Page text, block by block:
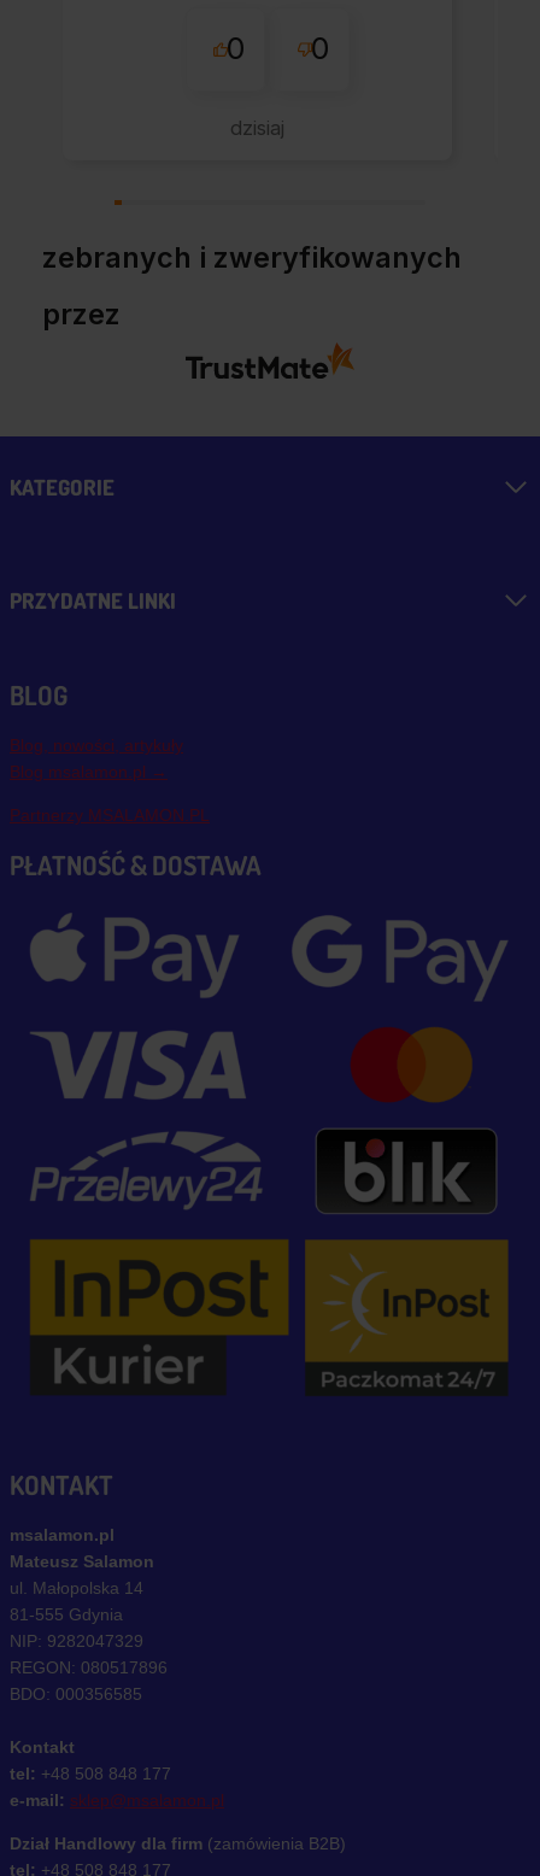
0 0
dzisiaj
zebranych i zweryfikowanych
przez
KATEGORIE
PRZYDATNE LINKI
BLOG
Blog, nowości, artykuły
Blog msalamon.pl →
Partnerzy MSALAMON.PL
PŁATNOŚĆ & DOSTAWA
KONTAKT
msalamon.pl
Mateusz Salamon
ul. Małopolska 14
81-555 Gdynia
NIP: 9282047329
REGON: 080517896
BDO: 000356585
Kontakt
tel: +48 508 848 177
e-mail: sklep@msalamon.pl
Dział Handlowy dla firm (zamówienia B2B)
tel: +48 508 848 177